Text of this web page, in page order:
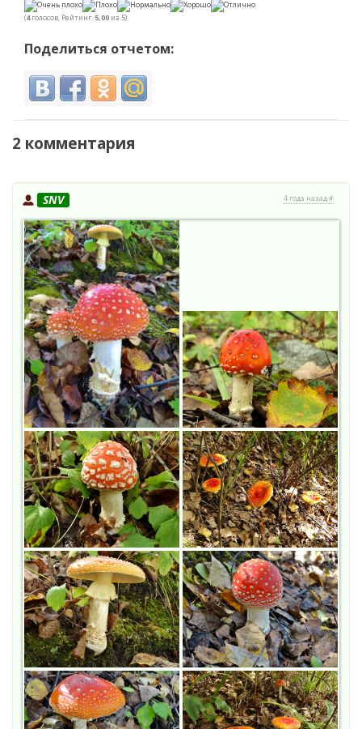
(4голосов, Рейтинг: 5,00 из 5)
Поделиться отчетом:
2 комментария
SNV 4 года назад #